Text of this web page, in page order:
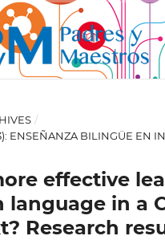
/
ENSEÑANZA BILINGÜE EN
effective
language in a
Research